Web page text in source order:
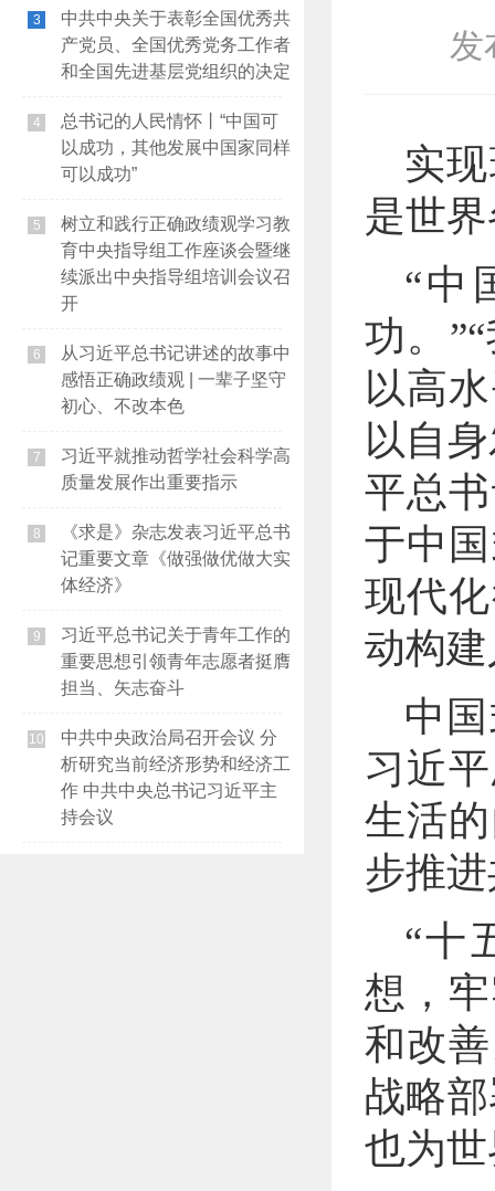
3
中共中央关于表彰全国优秀共
产党员、全国优秀党务工作者
和全国先进基层党组织的决定
4
总书记的人民情怀丨“中国可
以成功，其他发展中国家同样
可以成功”
5
树立和践行正确政绩观学习教
育中央指导组工作座谈会暨继
续派出中央指导组培训会议召
开
6
从习近平总书记讲述的故事中
感悟正确政绩观 | 一辈子坚守
初心、不改本色
7
习近平就推动哲学社会科学高
质量发展作出重要指示
8
《求是》杂志发表习近平总书
记重要文章《做强做优做大实
体经济》
9
习近平总书记关于青年工作的
重要思想引领青年志愿者挺膺
担当、矢志奋斗
10
中共中央政治局召开会议 分
析研究当前经济形势和经济工
作 中共中央总书记习近平主
持会议
发
实
是世
“中
功。
以高
以自
平总
于中
现代
动构
中
习近
生活
步推
“十
想，
和改
战略
也为